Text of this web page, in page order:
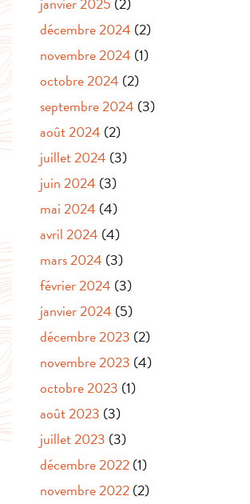
décembre 2024 (2)
novembre 2024 (1)
octobre 2024 (2)
septembre 2024 (3)
août 2024 (2)
juillet 2024 (3)
juin 2024 (3)
mai 2024 (4)
avril 2024 (4)
mars 2024 (3)
février 2024 (3)
janvier 2024 (5)
décembre 2023 (2)
novembre 2023 (4)
octobre 2023 (1)
août 2023 (3)
juillet 2023 (3)
décembre 2022(1)
novembre 2022(2)